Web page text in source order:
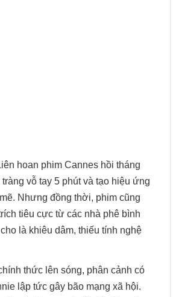
hoan phim Cannes hồi tháng
vỗ tay 5 phút và tạo hiệu ứng
Nhưng đồng thời, phim cũng
tiêu cực từ các nhà phê bình
là khiêu dâm, thiếu tính nghệ
thức lên sóng, phân cảnh có
lập tức gây bão mạng xã hội.